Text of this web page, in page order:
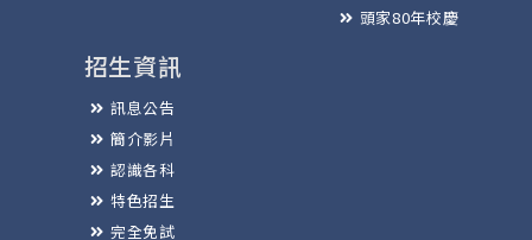
頭家80年校慶
招生資訊
訊息公告
簡介影片
認識各科
特色招生
完全免試